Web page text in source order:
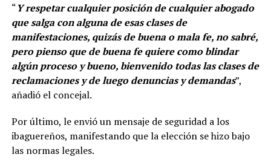
“Y respetar cualquier posición de cualquier abogado
que salga con alguna de esas clases de
manifestaciones, quizás de buena o mala fe, no sabré,
pero pienso que de buena fe quiere como blindar
algún proceso y bueno, bienvenido todas las clases de
reclamaciones y de luego denuncias y demandas”,
añadió el concejal.
Por último, le envió un mensaje de seguridad a los
ibaguereños, manifestando que la elección se hizo bajo
las normas legales.